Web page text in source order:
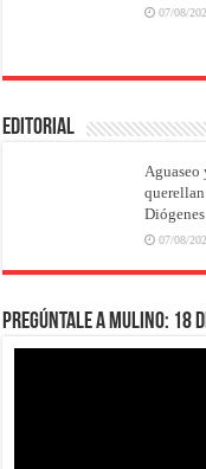
07/08/
EDITORIAL
Aguaseo
07/08/
Pregúntale a Mulino: 18